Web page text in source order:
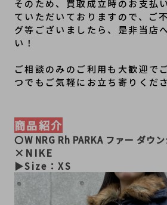
そのため、買取成立時のお支払
ていただいておりますので、ご
グ等ございましたら、是非当店
い！
ご相談のみのご利用も大歓迎で
つでもご気軽にお立ち寄りくだ
商品紹介
〇W NRG Rh PARKA ファー ダウ
×NIKE
▶︎Size：XS